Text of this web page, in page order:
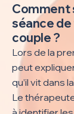
Comment
séance
couple ?
Lors de la
peut
qu’il vit dans
Le